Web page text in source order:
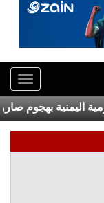
بهجوم صاروخي